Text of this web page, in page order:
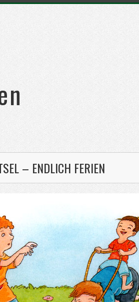
– ENDLICH FERIEN